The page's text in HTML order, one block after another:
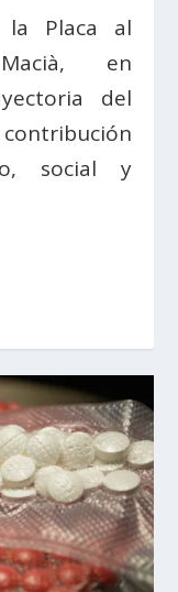
la Placa al
en
del
social y